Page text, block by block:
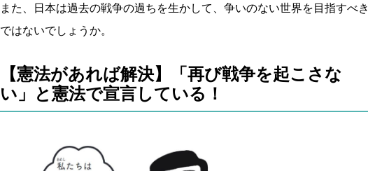
また、日本は過去の戦争の過ちを生かして、争いのない世界を目指すべき
ではないでしょうか。
【憲法があれば解決】「再び戦争を起こさな
い」と憲法で宣言している！